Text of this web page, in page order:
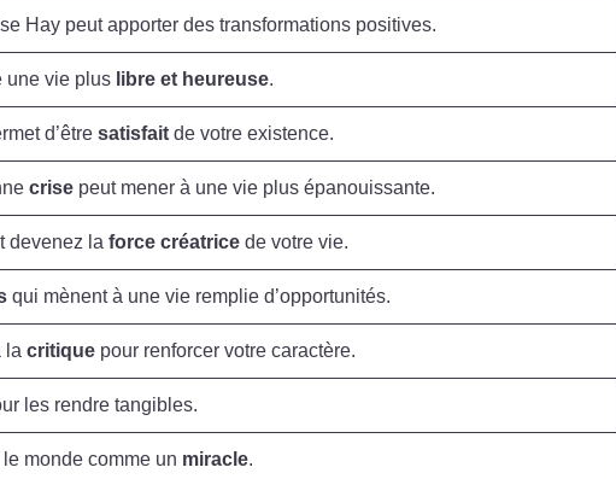
Hay peut apporter des transformations positives.
une vie plus libre et heureuse.
d’êtresatisfait de votre existence.
crise peut mener à une vie plus épanouissante.
devenez laforce créatrice de votre vie.
qui mènent à une vie remplie d’opportunités.
lacritique pour renforcer votre caractère.
les rendre tangibles.
monde comme un miracle.